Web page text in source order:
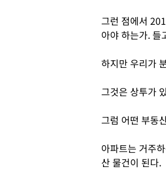
그런 점에서
아야 하는가. 들
하지만 우리가
그것은 상투가
그럼 어떤 부동
아파트는 거주
산 물건이 된다.